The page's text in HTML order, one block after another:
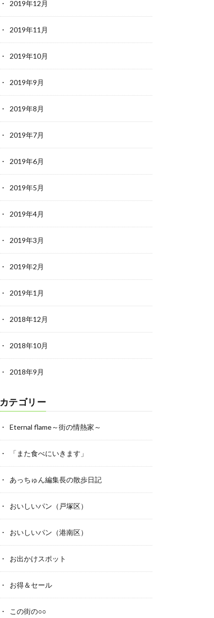
2019年12月
2019年11月
2019年10月
2019年9月
2019年8月
2019年7月
2019年6月
2019年5月
2019年4月
2019年3月
2019年2月
2019年1月
2018年12月
2018年10月
2018年9月
カテゴリー
Eternal flame～街の情熱家～
「また食べにいきます」
あっちゅん編集長の散歩日記
おいしいパン（戸塚区）
おいしいパン（港南区）
お出かけスポット
お得＆セール
この街の○○